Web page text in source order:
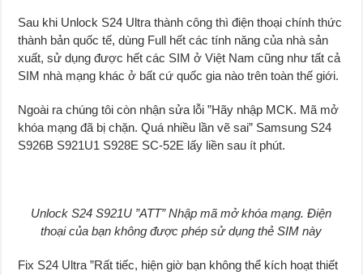
Sau khi Unlock S24 Ultra thành công thì điện thoại chính thức
thành bản quốc tế, dùng Full hết các tính năng của nhà sản
xuất, sử dụng được hết các SIM ở Việt Nam cũng như tất cả
SIM nhà mạng khác ở bất cứ quốc gia nào trên toàn thế giới.
Ngoài ra chúng tôi còn nhận sửa lỗi ”Hãy nhập MCK. Mã mở
khóa mạng đã bị chặn. Quá nhiều lần vẽ sai” Samsung S24
S926B S921U1 S928E SC-52E lấy liền sau ít phút.
Unlock S24 S921U ”ATT” Nhập mã mở khóa mạng. Điện
thoại của bạn không được phép sử dụng thẻ SIM này
Fix S24 Ultra ”Rất tiếc, hiện giờ bạn không thể kích hoạt thiết